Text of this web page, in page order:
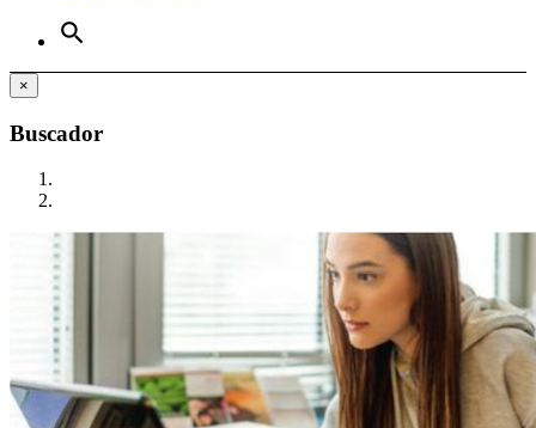
search
×
Buscador